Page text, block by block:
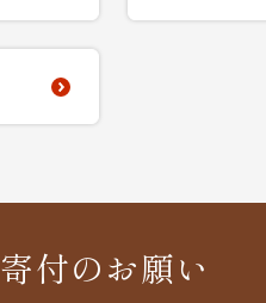
寄付のお願い